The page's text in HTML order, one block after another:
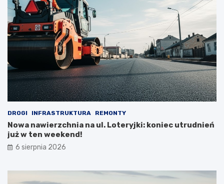
DROGI INFRASTRUKTURA REMONTY
Nowa nawierzchnia na ul. Loteryjki: koniec utrudnień
już w ten weekend!
6 sierpnia 2026